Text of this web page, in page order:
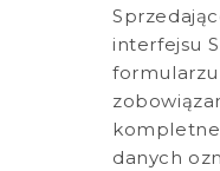
interfejsu
danych